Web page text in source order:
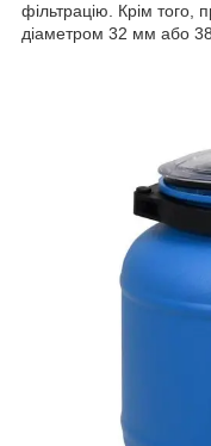
фільтрацію. Крім того,
діаметром 32 мм або